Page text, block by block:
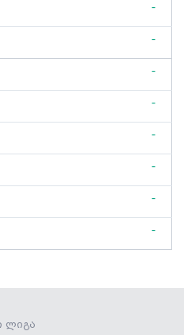
-
-
-
-
-
-
-
-
ლიგა